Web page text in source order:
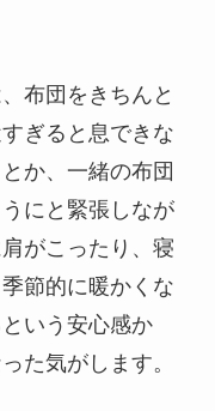
布団をきちんと
ぎると息できな
か、一緒の布団
にと緊張しなが
がこったり、寝
節的に暖かくな
いう安心感か
た気がします。